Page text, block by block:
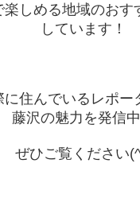
楽しめる地域のおす
しています！
に住んでいるレポー
藤沢の魅力を発信中
ぜひご覧ください